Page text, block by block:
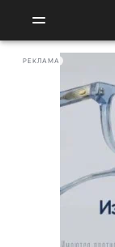
РЕКЛАМА